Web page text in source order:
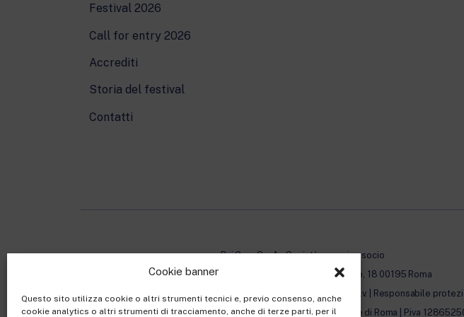
Cookie banner
Questo sito utilizza cookie o altri strumenti tecnici e, previo consenso, anche
cookie analytics o altri strumenti di tracciamento, anche di terze parti, per il
Festival 2026
Call for entry 2026
Accrediti
Storia del festival
Contatti
Rai Com S.p.A. - Società con unico socio
Sede Legale: Via Umberto Novaro, 18 00195 Roma
Capitale sociale €10.320.000,00 i.v. | Responsabile
Ufficio del Registro delle Imprese di Roma | P.iva